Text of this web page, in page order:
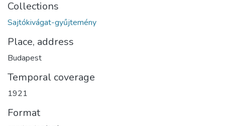
Collections
Sajtókivágat-gyűjtemény
Place, address
Budapest
Temporal coverage
1921
Format